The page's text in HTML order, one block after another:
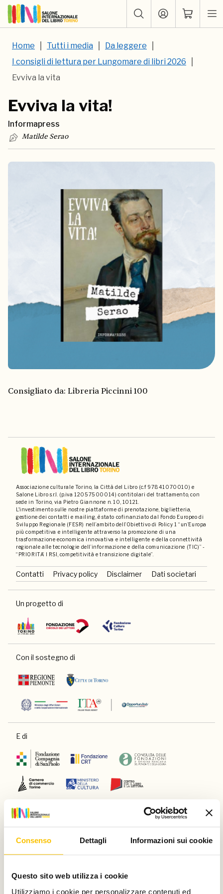
Consenso Dettagli Informazioni sui cookie
Questo sito web utilizza i cookie
Utilizziamo i cookie per personalizzare contenuti ed
Home Tutti i media
Da leggere
I consigli di lettura per Lungomare di libri 2026
Evviva la vita
Evviva la vita!
Informapress
Matilde Serao
Consigliato da: Libreria Piccinni 100
Associazione culturale Torino, la Città del Libro (c.f 97841070010) e
Salone Libro s.r.l. (p.iva 12057500014) contitolari del trattamento, con
sede in Torino, via Pietro Giannone n. 10, 10121.
L'investimento sulle nostre piattaforme di prenotazione, biglietteria,
gestione dei contatti e mailing, è stato cofinanziato dal Fondo Europeo di
Sviluppo Regionale (FESR) nell’ambito dell’Obiettivo di Policy 1 “un’Europa
più competitiva e intelligente attraverso la promozione di una
trasformazione economica innovativa e intelligente e della connettività
regionale alle tecnologie dell’informazione e della comunicazione (TIC)” -
“PRIORITA’ I RSI, competitività e transizione digitale”.
Contatti Privacy policy Disclaimer Dati societari
Un progetto di
Con il sostegno di
E di
Main partner